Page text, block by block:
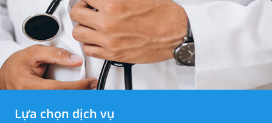
Lựa chọn dịch vụ